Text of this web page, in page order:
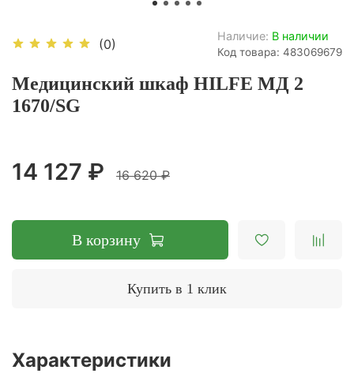
(0)
Наличие: В наличии
Код товара: 483069679
Медицинский шкаф HILFE МД 2
1670/SG
14 127 ₽ 16 620 ₽
В корзину
Купить в 1 клик
Характеристики